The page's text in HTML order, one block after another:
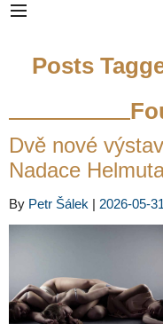
Posts
Dvě nové
Nadace
By Petr Šálek | 2026-05-31